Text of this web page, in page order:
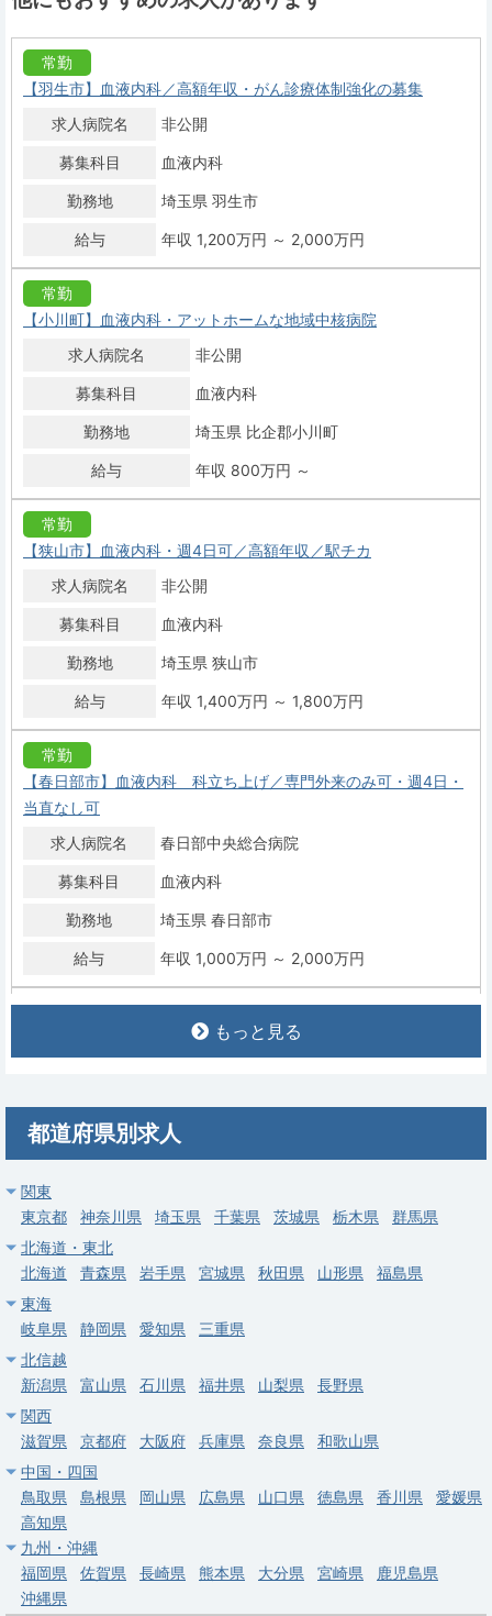
常勤
【羽生市】血液内科／高額年収・がん診療体制強化の募集
求人病院名
非公開
募集科目 血液内科
勤務地 埼玉県 羽生市
給与 年収 1,200万円 ～ 2,000万円
常勤
【小川町】血液内科・アットホームな地域中核病院
求人病院名
非公開
募集科目 血液内科
勤務地 埼玉県 比企郡小川町
給与 年収 800万円 ～
常勤
【狭山市】血液内科・週4日可／高額年収／駅チカ
求人病院名
非公開
募集科目 血液内科
勤務地 埼玉県 狭山市
給与 年収 1,400万円 ～ 1,800万円
常勤
【春日部市】血液内科 科立ち上げ／専門外来のみ可・週4日・
当直なし可
求人病院名
春日部中央総合病院
募集科目 血液内科
勤務地 埼玉県 春日部市
給与 年収 1,000万円 ～ 2,000万円
【行田市】一般内科・総合診療科｜当直なし可・週4〜5日・行
募集科目 血液内科
給与 年収 1,300万円 ～ 2,000万円
常勤
【比企郡小川町】内科外来・病棟管理・その他検査／アットホー
ムな雰囲気です。
求人病院名
募集科目 血液内科
勤務地 埼玉県 比企郡小川町
給与
常勤
【埼玉県上尾市】血液内科｜専門医指導体制充実・症例豊富
求人病院名
もっと見る
都道府県別求人
関東
東京都
神奈川県 埼玉県 千葉県 茨城県 栃木県
群馬県
北海道・東北
北海道
青森県 岩手県 宮城県 秋田県 山形県
福島県
東海
岐阜県
静岡県 愛知県
三重県
北信越
新潟県
富山県 石川県 福井県 山梨県
長野県
関西
滋賀県
京都府 大阪府 兵庫県 奈良県
和歌山県
中国・四国
鳥取県
島根県 岡山県 広島県 山口県 徳島県 香川県
愛媛県
高知県
九州・沖縄
福岡県
佐賀県 長崎県 熊本県 大分県 宮崎県
鹿児島県
沖縄県